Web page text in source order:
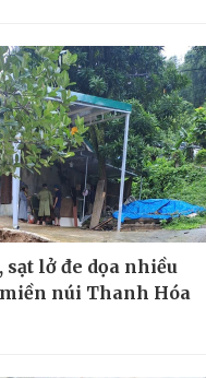
sạt lở đe dọa nhiều
núi Thanh Hóa